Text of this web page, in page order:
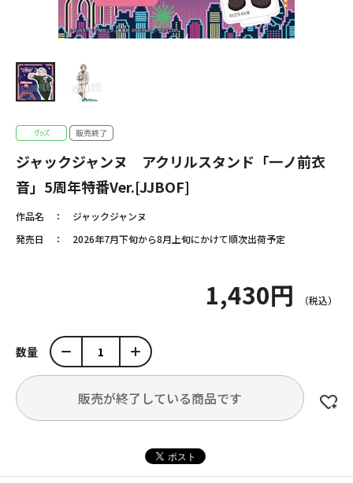
ジャックジャンヌ アクリルスタンド「一ノ前衣
音」5周年特番Ver.[JJBOF]
作品名
ジャックジャンヌ
発売日
2026年7月下旬から8月上旬にかけて順次出荷予定
1,430円
数量
販売が終了している商品です